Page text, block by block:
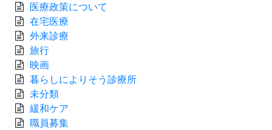
医療政策について
在宅医療
外来診療
旅行
映画
暮らしによりそう診療所
未分類
緩和ケア
職員募集